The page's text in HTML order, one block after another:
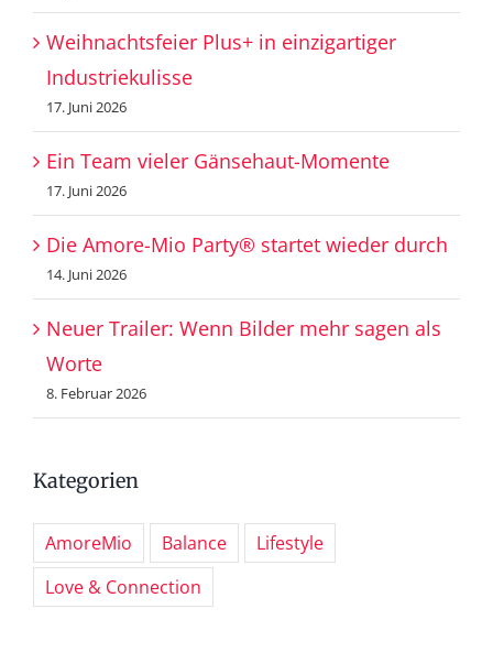
Weihnachtsfeier Plus+ in einzigartiger
Industriekulisse
17. Juni 2026
Ein Team vieler Gänsehaut-Momente
17. Juni 2026
Die Amore-Mio Party® startet wieder durch
14. Juni 2026
Neuer Trailer: Wenn Bilder mehr sagen als
Worte
8. Februar 2026
Kategorien
AmoreMio Balance
Lifestyle
Love & Connection